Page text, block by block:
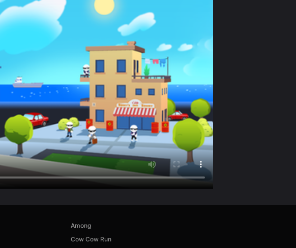
Among
Cow Cow Run